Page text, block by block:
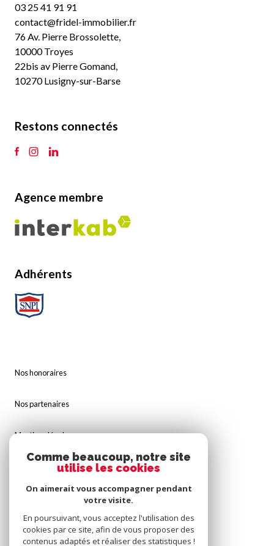
76 Av. Pierre Brossolette,
10000 Troyes
22bis av Pierre Gomand,
10270 Lusigny-sur-Barse
Nos partenaires
Mentions légales
Admin
Politique RGPD
© 2026 | Tous droits réservés
Comme beaucoup, notre site
utilise les cookies
On aimerait vous accompagner pendant
votre visite.
En poursuivant, vous acceptez l'utilisation des
cookies par ce site, afin de vous proposer des
contenus adaptés et réaliser des statistiques !